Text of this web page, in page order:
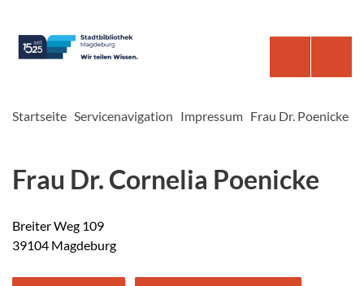
Startseite Servicenavigation Impressum Frau Dr. Poenicke
Frau Dr. Cornelia Poenicke
Breiter Weg 109
39104 Magdeburg